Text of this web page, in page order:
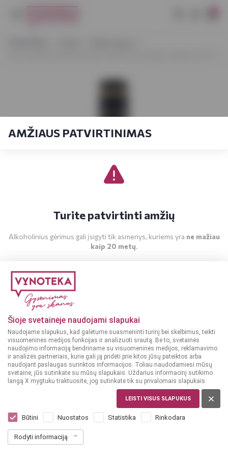
Šioje svetainėje naudojami slapukai
Naudojame slapukus, kad galėtume suasmeninti turinį bei skelbimus, teikti
visuomeninės medijos funkcijas ir analizuoti srautą. Be to, svetainės
naudojimo informaciją bendriname su visuomeninės medijos, reklamavimo
ir analizės partneriais, kurie gali ją pridėti prie kitos jūsų pateiktos arba
naudojant paslaugas surinktos informacijos. Toliau naudodamiesi mūsų
svetaine, jūs sutinkate su mūsų slapukais. Uždarius informacinį sutikimo
langą X mygtuku traktuosite, jog sutinkate tik su privalomais slapukais.
LEISTI VISUS SLAPUKUS
Būtini Nuostatos Statistika Rinkodara
Rodyti informaciją
AMŽIAUS PATVIRTINIMAS
Turite patvirtinti amžių
Alkoholinius gėrimus gali įsigyti tik asmenys, kuriems yra ne mažiau
kaip 20 metų.
Gran Castillo Family Selection Cabernet
Sauvignon Valencia 0,75 l
Dar nėra balsų, galite įvertinti